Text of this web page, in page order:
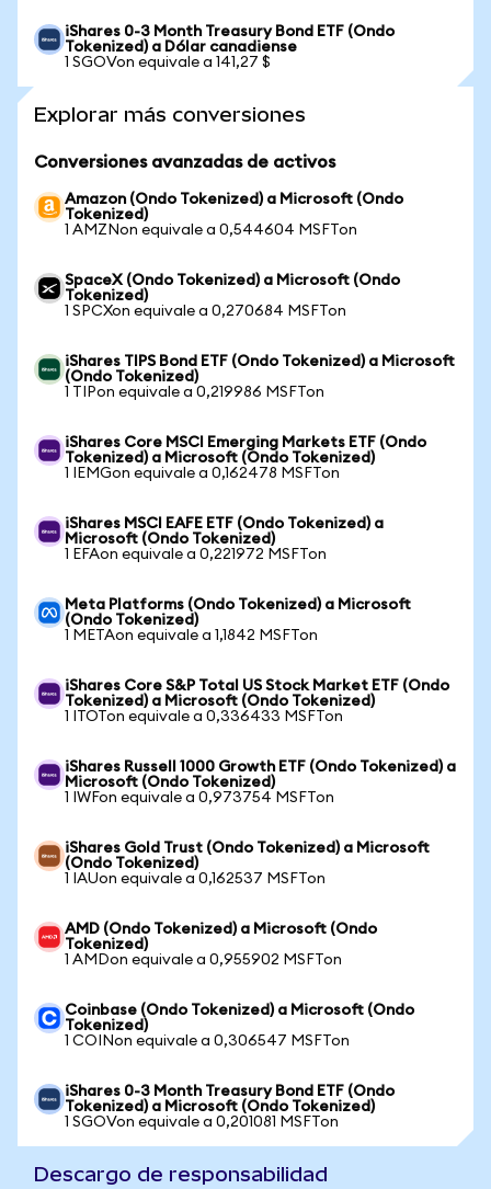
iShares 0-3 Month Treasury Bond ETF (Ondo
Tokenized) a Dólar canadiense
1 SGOVon equivale a 141,27 $
Explorar más conversiones
Conversiones avanzadas de activos
Amazon (Ondo Tokenized) a Microsoft (Ondo
Tokenized)
1 AMZNon equivale a 0,544604 MSFTon
SpaceX (Ondo Tokenized) a Microsoft (Ondo
Tokenized)
1 SPCXon equivale a 0,270684 MSFTon
iShares TIPS Bond ETF (Ondo Tokenized) a Microsoft
(Ondo Tokenized)
1 TIPon equivale a 0,219986 MSFTon
iShares Core MSCI Emerging Markets ETF (Ondo
Tokenized) a Microsoft (Ondo Tokenized)
1 IEMGon equivale a 0,162478 MSFTon
iShares MSCI EAFE ETF (Ondo Tokenized) a
Microsoft (Ondo Tokenized)
1 EFAon equivale a 0,221972 MSFTon
Meta Platforms (Ondo Tokenized) a Microsoft
(Ondo Tokenized)
1 METAon equivale a 1,1842 MSFTon
iShares Core S&P Total US Stock Market ETF (Ondo
Tokenized) a Microsoft (Ondo Tokenized)
1 ITOTon equivale a 0,336433 MSFTon
iShares Russell 1000 Growth ETF (Ondo Tokenized) a
Microsoft (Ondo Tokenized)
1 IWFon equivale a 0,973754 MSFTon
iShares Gold Trust (Ondo Tokenized) a Microsoft
(Ondo Tokenized)
1 IAUon equivale a 0,162537 MSFTon
AMD (Ondo Tokenized) a Microsoft (Ondo
Tokenized)
1 AMDon equivale a 0,955902 MSFTon
Coinbase (Ondo Tokenized) a Microsoft (Ondo
Tokenized)
1 COINon equivale a 0,306547 MSFTon
iShares 0-3 Month Treasury Bond ETF (Ondo
Tokenized) a Microsoft (Ondo Tokenized)
1 SGOVon equivale a 0,201081 MSFTon
Descargo de responsabilidad